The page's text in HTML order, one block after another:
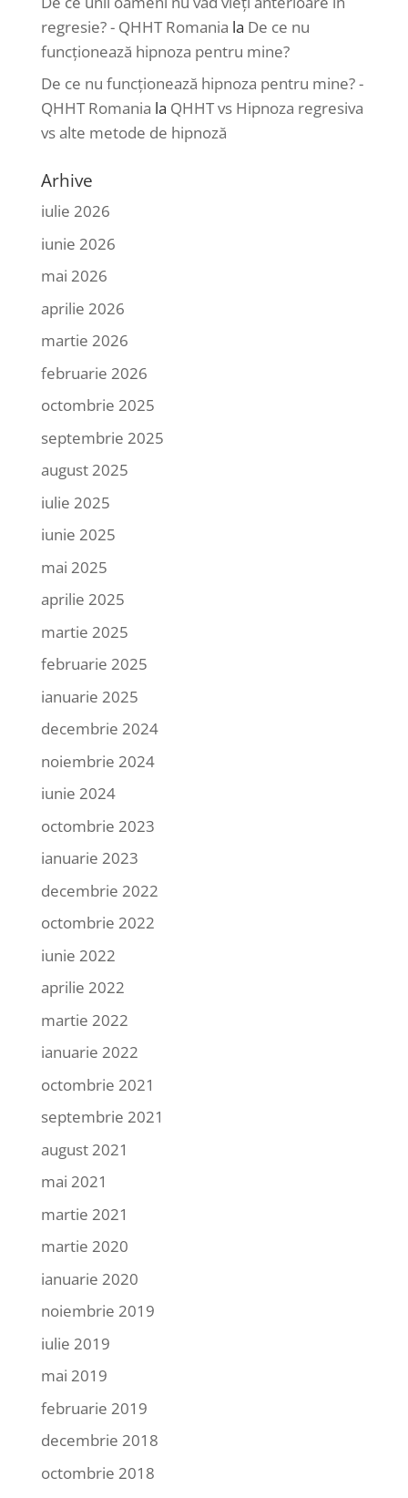
regresie? - QHHT Romania la De ce nu
funcționează hipnoza pentru mine?
De ce nu funcționează hipnoza pentru mine? -
QHHT Romania la QHHT vs Hipnoza regresiva
vs alte metode de hipnoză
Arhive
iulie 2026
iunie 2026
mai 2026
aprilie 2026
martie 2026
februarie 2026
octombrie 2025
septembrie 2025
august 2025
iulie 2025
iunie 2025
mai 2025
aprilie 2025
martie 2025
februarie 2025
ianuarie 2025
decembrie 2024
noiembrie 2024
iunie 2024
octombrie 2023
ianuarie 2023
decembrie 2022
octombrie 2022
iunie 2022
aprilie 2022
martie 2022
ianuarie 2022
octombrie 2021
septembrie 2021
august 2021
mai 2021
martie 2021
martie 2020
ianuarie 2020
noiembrie 2019
iulie 2019
mai 2019
februarie 2019
decembrie 2018
octombrie 2018